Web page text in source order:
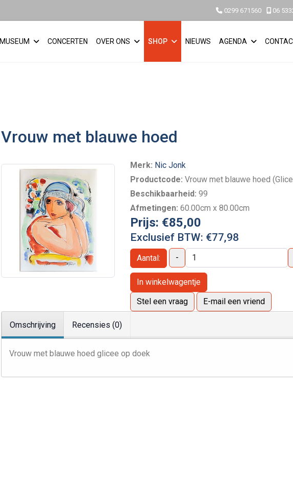
0299 671560 06
MUSEUM CONCERTEN OVER ONS SHOP NIEUWS AGENDA
Vrouw met blauwe hoed
Merk: Nic Jonk
Productcode: Vrouw met blauwe hoed
Beschikbaarheid: 99
Afmetingen: 60.00cm x 80.00cm
Prijs: €85,00
Exclusief BTW: €77,98
Aantal: -
In winkelwagentje
Stel een vraag
E-mail een vriend
Omschrijving Recensies (0)
Vrouw met blauwe hoed glicee op doek